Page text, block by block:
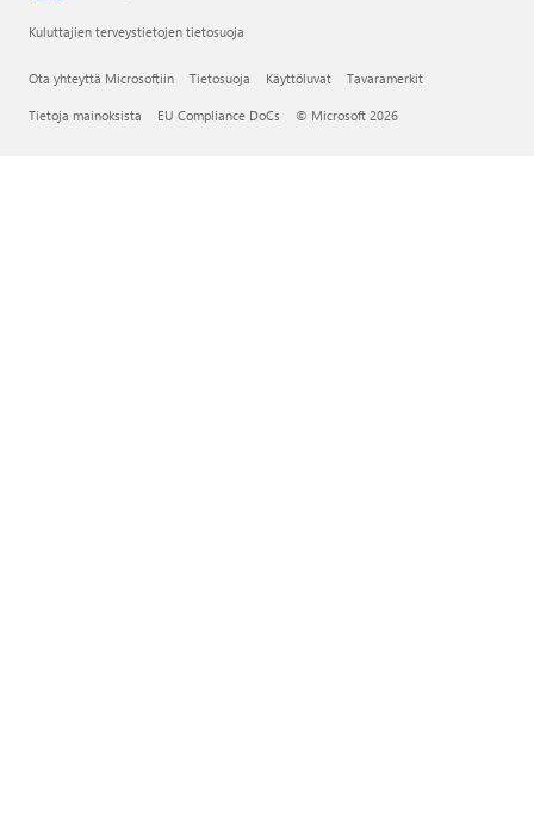
Kuluttajien terveystietojen tietosuoja
Ota yhteyttä Microsoftiin Tietosuoja Käyttöluvat Tavaramerkit
Tietoja mainoksista EU Compliance DoCs © Microsoft 2026